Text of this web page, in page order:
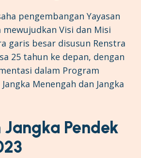
pengembangan Yayasan
Visi dan Misi
garis besar disusun Renstra
25 tahun ke depan, dengan
dalam Program
Menengah dan Jangka
Jangka Pendek